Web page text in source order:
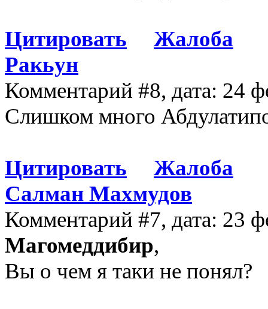
Цитировать
Жалоба
Ракьун
Комментарий #8, дата: 24
Слишком много
Цитировать
Жалоба
Салман Махмудов
Комментарий #7, дата: 23
Магомеддибир,
Вы о чем я таки не понял?